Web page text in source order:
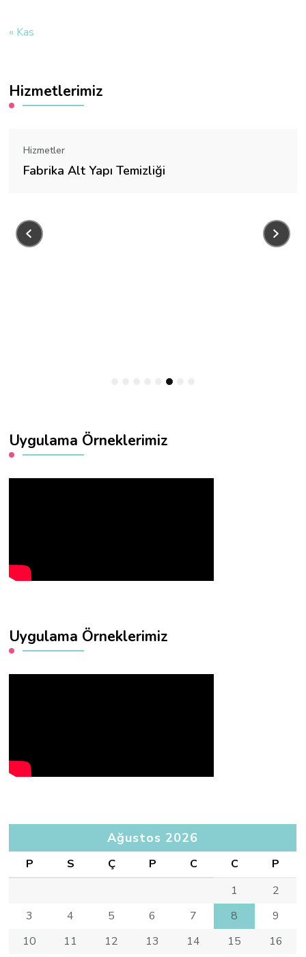
« Kas
Hizmetlerimiz
Hizmetler
Fabrika Alt Yapı Temizliği
Uygulama Örneklerimiz
Uygulama Örneklerimiz
Ağustos 2026
P S Ç P C C
P
1
2
3
4 5 6 7 8
9
10
11 12 13 14 15 16